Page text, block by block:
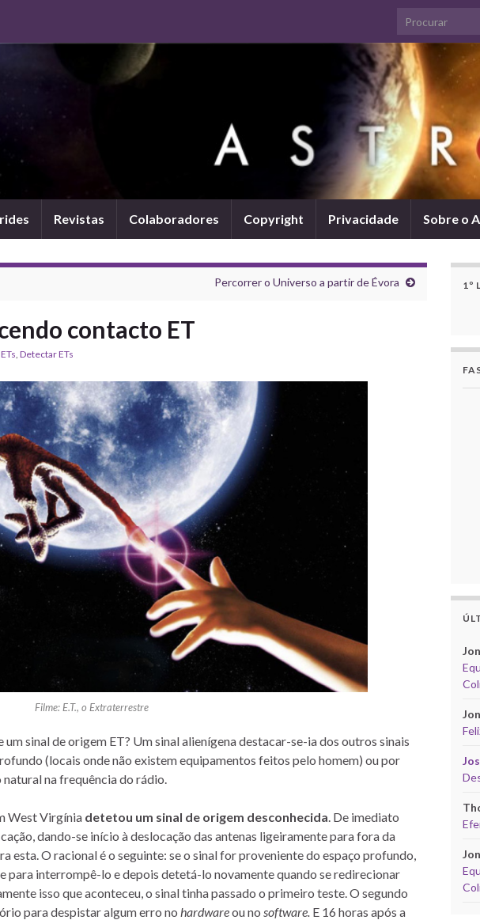
Search for:
Revistas Colaboradores Copyright Privacidade Sobre o
Percorrer o Universo a partir de Évora
contacto ET
, Detectar ETs
Filme: E.T., o Extraterrestre
sinal de origem ET? Um sinal alienígena destacar-se-ia dos outros sinais
(locais onde não existem equipamentos feitos pelo homem) ou por
na frequência do rádio.
West Virgínia detetou um sinal de origem desconhecida. De imediato
dando-se início à deslocação das antenas ligeiramente para fora da
esta. O racional é o seguinte: se o sinal for proveniente do espaço profundo,
para interrompê-lo e depois detetá-lo novamente quando se redirecionar
isso que aconteceu, o sinal tinha passado o primeiro teste. O segundo
para despistar algum erro no hardwareou no software. E 16 horas após a
1º